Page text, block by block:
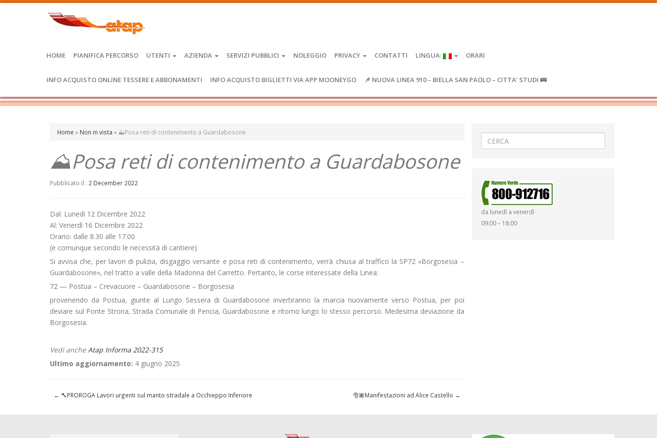
HOME PIANIFICA PERCORSO UTENTI AZIENDA SERVIZI PUBBLICI NOLEGGIO PRIVACY CONTATTI LINGUA: ORARI
INFO ACQUISTO ONLINE TESSERE E ABBONAMENTI INFO ACQUISTO BIGLIETTI VIA APP MOONEYGO 📌 NUOVA LINEA 910 – BIELLA SAN PAOLO – CITTA’ STUDI 🚌
Home » Non in vista » ⛰️Posa reti di contenimento a Guardabosone
⛰️Posa reti di contenimento a Guardabosone
Pubblicato il : 2 December 2022
Dal: Lunedì 12 Dicembre 2022
Al: Venerdì 16 Dicembre 2022
Orario: dalle 8.30 alle 17.00
(e comunque secondo le necessità di cantiere)
Si avvisa che, per lavori di pulizia, disgaggio versante e posa reti di contenimento, verrà chiusa al traffico la SP72 «Borgosesia –
Guardabosone», nel tratto a valle della Madonna del Carretto. Pertanto, le corse interessate della Linea:
72 — Postua – Crevacuore – Guardabosone – Borgosesia
provenendo da Postua, giunte al Lungo Sessera di Guardabosone invertiranno la marcia nuovamente verso Postua, per poi
deviare sul Ponte Strona, Strada Comunale di Pencia, Guardabosone e ritorno lungo lo stesso percorso. Medesima deviazione da
Borgosesia.
Vedi ancheAtap Informa 2022-315
Ultimo aggiornamento: 4 giugno 2025
← 🔨PROROGA Lavori urgenti sul manto stradale a Occhieppo Inferiore 🎅🏽Manifestazioni ad Alice Castello →
da lunedì a venerdì
09:00 – 18:00